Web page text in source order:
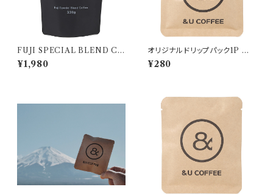
FUJI SPECIAL BLEND CO
FFEE 200g
¥1,980
オリジナルドリップパック1P カフ
ェインレス
¥280